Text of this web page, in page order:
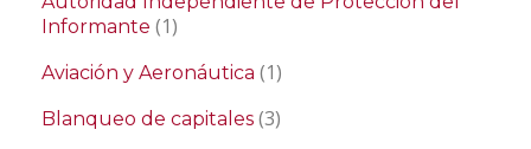
Informante (1)
Aviación y Aeronáutica (1)
Blanqueo de capitales (3)